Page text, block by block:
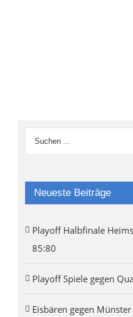
Neueste Beiträge
Playoff Halbfinale
85:80
Playoff Spiele gegen
Eisbären gegen